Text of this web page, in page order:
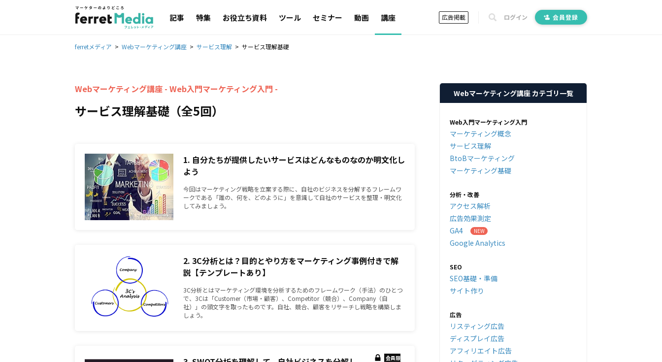
記事 特集 お役立ち資料 ツール セミナー 動画 講座 広告掲載 ログイン 会員登録
ferretメディア Webマーケティング講座 サービス理解 サービス理解基礎
Webマーケティング講座 - Web入門マーケティング入門 -
サービス理解基礎（全5回）
1. 自分たちが提供したいサービスはどんなものなのか明文化し
よう
今回はマーケティング戦略を立案する際に、自社のビジネスを分解するフレームワ
ークである「誰の、何を、どのように」を意識して自社のサービスを整理・明文化
してみましょう。
2. 3C分析とは？目的とやり方をマーケティング事例付きで解
説【テンプレートあり】
3C分析とはマーケティング環境を分析するためのフレームワーク（手法）のひとつ
で、3Cは「Customer（市場・顧客）、Competitor（競合）、Company（自
社）」の頭文字を取ったものです。自社、競合、顧客をリサーチし戦略を構築しま
しょう。
会員限
Webマーケティング講座 カテゴリ一覧
Web入門マーケティング入門
マーケティング概念
サービス理解
BtoBマーケティング
マーケティング基礎
分析・改善
アクセス解析
広告効果測定
GA4
Google Analytics
SEO
SEO基礎・準備
サイト作り
広告
リスティング広告
ディスプレイ広告
アフィリエイト広告